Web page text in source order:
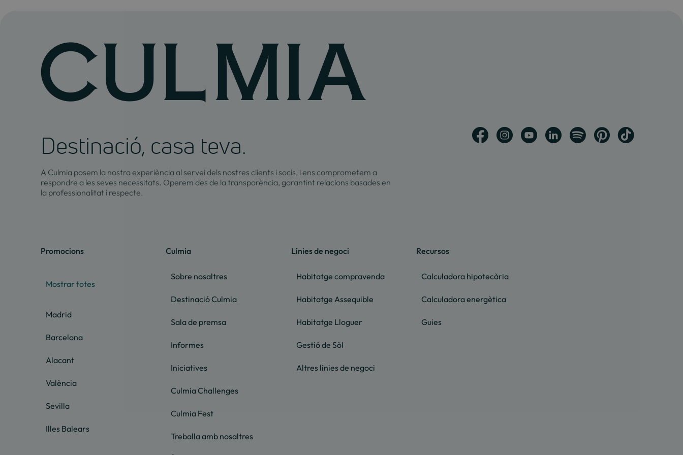
Destinació, casa teva.
A Culmia posem la nostra experiència al servei dels nostres clients i socis, i ens comprometem a
respondre a les seves necessitats. Operem des de la transparència, garantint relacions basades en
la professionalitat i respecte.
Promocions
Mostrar totes
Madrid
Barcelona
Alacant
València
Sevilla
Illes Balears
Culmia
Sobre nosaltres
Destinació Culmia
Sala de premsa
Informes
Iniciatives
Culmia Challenges
Culmia Fest
Treballa amb nosaltres
Línies de negoci
Habitatge compravenda
Habitatge Assequible
Habitatge Lloguer
Gestió de Sòl
Altres línies de negoci
Recursos
Calculadora hipotecària
Calculadora energètica
Guies